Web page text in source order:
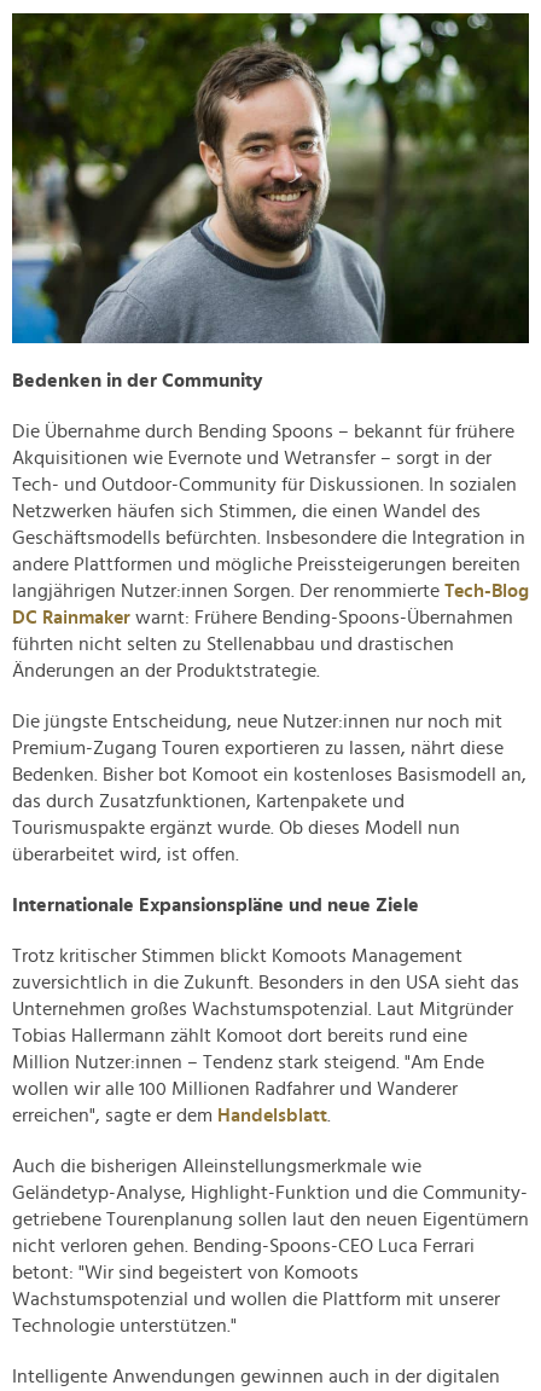
Bedenken in der Community
Die Übernahme durch Bending Spoons – bekannt für frühere
Akquisitionen wie Evernote und Wetransfer – sorgt in der
Tech- und Outdoor-Community für Diskussionen. In sozialen
Netzwerken häufen sich Stimmen, die einen Wandel des
Geschäftsmodells befürchten. Insbesondere die Integration in
andere Plattformen und mögliche Preissteigerungen bereiten
langjährigen Nutzer:innen Sorgen. Der renommierte Tech-Blog
DC Rainmaker warnt: Frühere Bending-Spoons-Übernahmen
führten nicht selten zu Stellenabbau und drastischen
Änderungen an der Produktstrategie.
Die jüngste Entscheidung, neue Nutzer:innen nur noch mit
Premium-Zugang Touren exportieren zu lassen, nährt diese
Bedenken. Bisher bot Komoot ein kostenloses Basismodell an,
das durch Zusatzfunktionen, Kartenpakete und
Tourismuspakte ergänzt wurde. Ob dieses Modell nun
überarbeitet wird, ist offen.
Internationale Expansionspläne und neue Ziele
Trotz kritischer Stimmen blickt Komoots Management
zuversichtlich in die Zukunft. Besonders in den USA sieht das
Unternehmen großes Wachstumspotenzial. Laut Mitgründer
Tobias Hallermann zählt Komoot dort bereits rund eine
Million Nutzer:innen – Tendenz stark steigend. "Am Ende
wollen wir alle 100 Millionen Radfahrer und Wanderer
erreichen", sagte er dem Handelsblatt
Auch die bisherigen Alleinstellungsmerkmale wie
Geländetyp-Analyse, Highlight-Funktion und die Community-
getriebene Tourenplanung sollen laut den neuen Eigentümern
nicht verloren gehen. Bending-Spoons-CEO Luca Ferrari
betont: "Wir sind begeistert von Komoots
Wachstumspotenzial und wollen die Plattform mit unserer
Technologie unterstützen."
Intelligente Anwendungen gewinnen auch in der digitalen